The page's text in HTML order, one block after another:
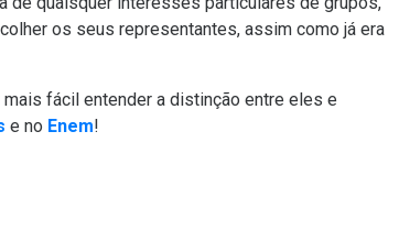
os seus representantes, assim como já era
fácil entender a distinção entre eles e
e no Enem!